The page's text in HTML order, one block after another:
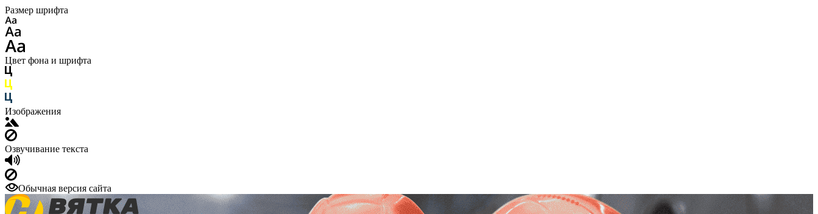
Размер шрифта
Цвет фона и шрифта
Изображения
Озвучивание текста
Обычная версия сайта